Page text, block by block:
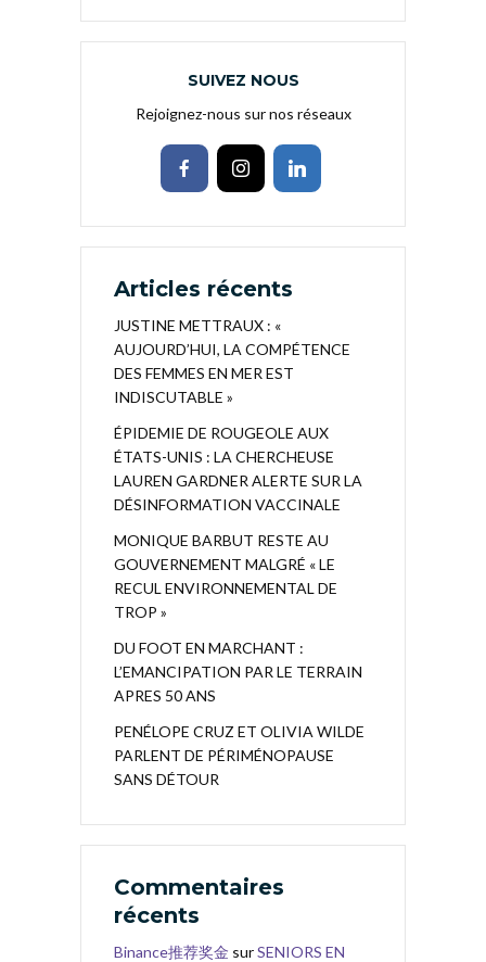
SUIVEZ NOUS
Rejoignez-nous sur nos réseaux
Articles récents
JUSTINE METTRAUX : «
AUJOURD’HUI, LA COMPÉTENCE
DES FEMMES EN MER EST
INDISCUTABLE »
ÉPIDEMIE DE ROUGEOLE AUX
ÉTATS-UNIS : LA CHERCHEUSE
LAUREN GARDNER ALERTE SUR LA
DÉSINFORMATION VACCINALE
MONIQUE BARBUT RESTE AU
GOUVERNEMENT MALGRÉ « LE
RECUL ENVIRONNEMENTAL DE
TROP »
DU FOOT EN MARCHANT :
L’EMANCIPATION PAR LE TERRAIN
APRES 50 ANS
PENÉLOPE CRUZ ET OLIVIA WILDE
PARLENT DE PÉRIMÉNOPAUSE
SANS DÉTOUR
Commentaires
récents
Binance推荐奖金 surSENIORS EN